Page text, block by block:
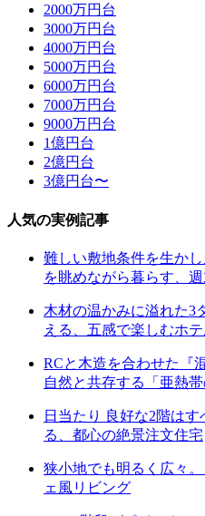
2000万円台
3000万円台
4000万円台
5000万円台
6000万円台
7000万円台
9000万円台
1億円台
2億円台
3億円台〜
人気の実例記事
難しい敷地条件を生か
を眺めながら暮らす、
木材の温かみに溢れた3
える、五感で楽しむホ
RCと木造を合わせた『
自然と共存する「亜熱帯
日当たり 良好な2階は
る、都心の絶景注文住宅
狭小地でも明るく広々
ェ風リビング